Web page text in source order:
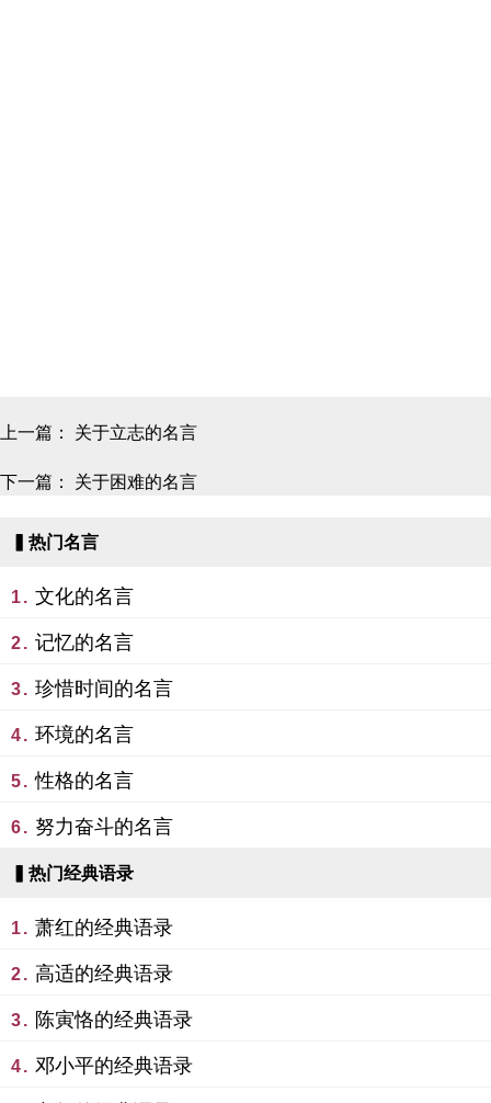
上一篇： 关于立志的名言
下一篇： 关于困难的名言
▍热门名言
1. 文化的名言
2. 记忆的名言
3. 珍惜时间的名言
4. 环境的名言
5. 性格的名言
6. 努力奋斗的名言
▍热门经典语录
1. 萧红的经典语录
2. 高适的经典语录
3. 陈寅恪的经典语录
4. 邓小平的经典语录